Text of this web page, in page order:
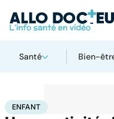
Santé Bien-
AccueilFamille
ENFANT